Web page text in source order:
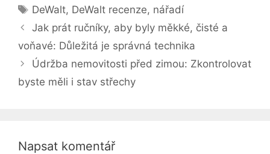
Štítky
DeWalt, DeWalt recenze, nářadí
Jak prát ručníky, aby byly měkké, čisté a
voňavé: Důležitá je správná technika
Údržba nemovitosti před zimou: Zkontrolovat
byste měli i stav střechy
Napsat komentář